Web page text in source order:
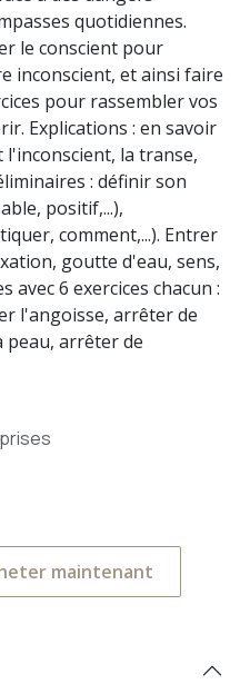
quotidiennes.
le conscient pour
inconscient, et ainsi faire
pour rassembler vos
Explications : en savoir
la transe,
: définir son
positif,...),
comment,...). Entrer
goutte d'eau, sens,
avec 6 exercices chacun :
l'angoisse, arrêter de
peau, arrêter de
maintenant